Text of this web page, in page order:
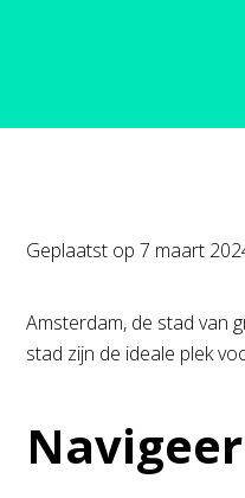
Geplaatst op 7 maart
Amsterdam, de stad van
stad zijn de ideale plek